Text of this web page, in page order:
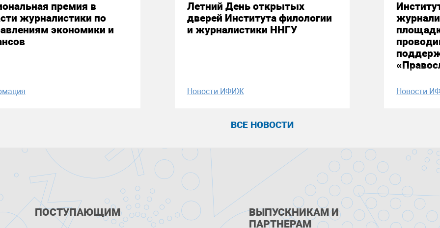
премия в
журналистики по
экономики и
Летний День открытых
дверей Института филологии
и журналистики ННГУ
Новости ИФИЖ Новости
ВСЕ НОВОСТИ
ПОСТУПАЮЩИМ
ВЫПУСКНИКАМ И
ПАРТНЕРАМ